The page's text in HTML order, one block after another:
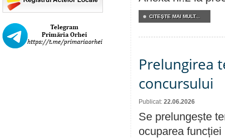
CITEŞTE MAI MULT...
Prelungirea
concursului
Publicat: 22.06.2026
Se prelungește
ocuparea